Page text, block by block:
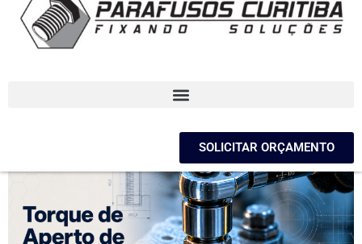
SOLICITAR ORÇAMENTO